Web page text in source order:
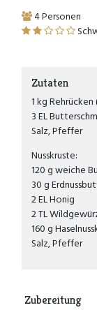
4 Personen
Zutaten
1 kg
3 EL
Salz, Pfeffer
Nusskruste:
120 g weiche
30 g
2 EL Honig
2 TL
160 g
Salz, Pfeffer
Zubereitung